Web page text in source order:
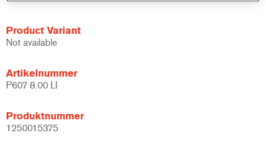
Product Variant
Not available
Artikelnummer
P607 8.00 LI
Produktnummer
1250015375